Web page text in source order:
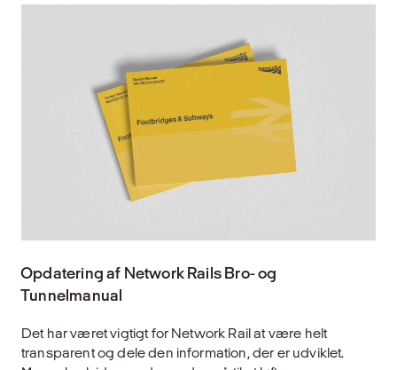
Opdatering af Network Rails Bro- og
Tunnelmanual
Det har været vigtigt for Network Rail at være helt
transparent og dele den information, der er udviklet.